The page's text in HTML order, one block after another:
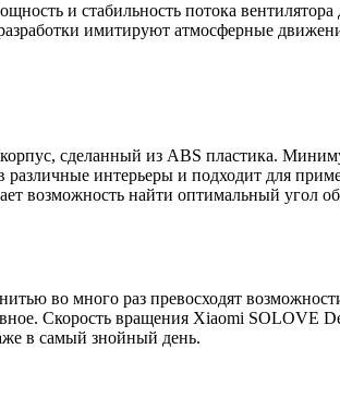
и стабильность потока вентилятора
имитируют атмосферные
сделанный из ABS пластика.
различные интерьеры и подходит для
возможность найти оптимальный угол
во много раз превосходят
Скорость вращения Xiaomi SOLOVE
в самый знойный день.